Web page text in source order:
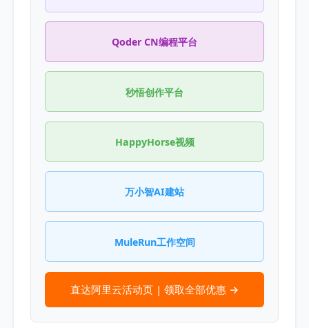
Qoder CN编程平台
秒悟创作平台
HappyHorse视频
万小智AI建站
MuleRun工作空间
直达阿里云活动页 | 领取全部优惠 →